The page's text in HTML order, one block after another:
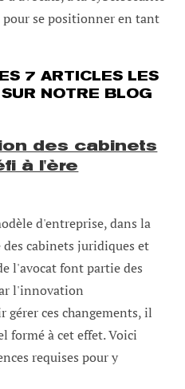
se positionner en tant
7 ARTICLES LES
NOTRE BLOG
des cabinets
à l'ère
d'entreprise, dans la
cabinets juridiques et
l'avocat font partie des
l'innovation
gérer ces changements, il
formé à cet effet. Voici
requises pour y